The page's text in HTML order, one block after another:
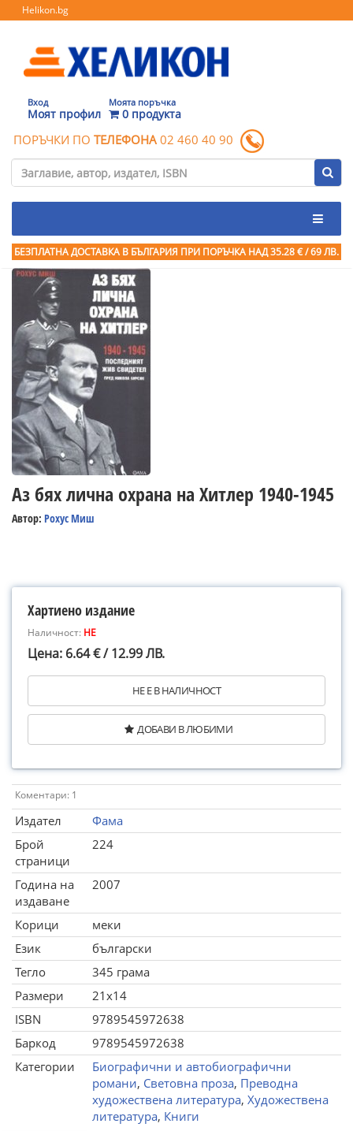
Helikon.bg
Вход
Моят профил
Моята поръчка
0 продукта
ПОРЪЧКИ ПО ТЕЛЕФОНА 02 460 40 90
БЕЗПЛАТНА ДОСТАВКА В БЪЛГАРИЯ ПРИ ПОРЪЧКА НАД 35.28 € / 69 ЛВ.
Аз бях лична охрана на Хитлер 1940-1945
Автор: Рохус Миш
Хартиено издание
Наличност: НЕ
Цена: 6.64 € / 12.99 ЛВ.
НЕ Е В НАЛИЧНОСТ
ДОБАВИ В ЛЮБИМИ
Коментари: 1
Издател
Фама
Брой
страници
224
Година на
издаване
2007
Корици
меки
Език
български
Тегло
345 грама
Размери
21x14
ISBN
9789545972638
Баркод
9789545972638
Категории
Биографични и автобиографични
романи, Световна проза, Преводна
художествена литература, Художествена
литература, Книги